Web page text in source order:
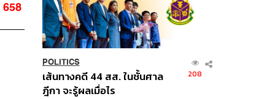
658
POLITICS
เส้นทางคดี 44 สส. ในชั้นศาล
ฎีกา จะรู้ผลเมื่อไร
208